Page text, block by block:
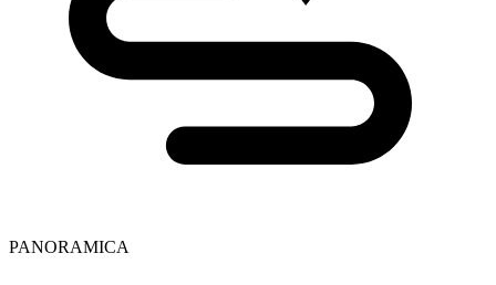
PANORAMICA